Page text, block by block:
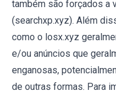
também são forçados a
(searchxp.xyz). Além
como o losx.xyz
e/ou anúncios que
enganosas,
de outras formas. Para